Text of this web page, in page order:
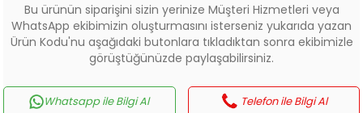
Bu ürünün siparişini sizin yerinize Müşteri Hizmetleri veya
WhatsApp ekibimizin oluşturmasını isterseniz yukarıda yazan
Ürün Kodu'nu aşağıdaki butonlara tıkladıktan sonra ekibimizle
görüştüğünüzde paylaşabilirsiniz.
Whatsapp ile Bilgi Al Telefon ile Bilgi Al